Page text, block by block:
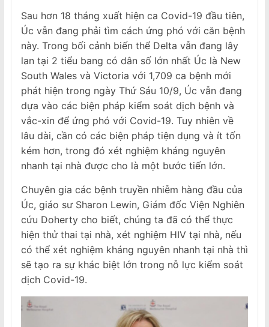
Sau hơn 18 tháng xuất hiện ca Covid-19 đầu tiên,
Úc vẫn đang phải tìm cách ứng phó với căn bệnh
này. Trong bối cảnh biến thể Delta vẫn đang lây
lan tại 2 tiểu bang có dân số lớn nhất Úc là New
South Wales và Victoria với 1,709 ca bệnh mới
phát hiện trong ngày Thứ Sáu 10/9, Úc vẫn đang
dựa vào các biện pháp kiểm soát dịch bệnh và
vắc-xin để ứng phó với Covid-19. Tuy nhiên về
lâu dài, cần có các biện pháp tiện dụng và ít tốn
kém hơn, trong đó xét nghiệm kháng nguyên
nhanh tại nhà được cho là một bước tiến lớn.
Chuyên gia các bệnh truyền nhiễm hàng đầu của
Úc, giáo sư Sharon Lewin, Giám đốc Viện Nghiên
cứu Doherty cho biết, chúng ta đã có thể thực
hiện thử thai tại nhà, xét nghiệm HIV tại nhà, nếu
có thể xét nghiệm kháng nguyên nhanh tại nhà thì
sẽ tạo ra sự khác biệt lớn trong nỗ lực kiểm soát
dịch Covid-19.